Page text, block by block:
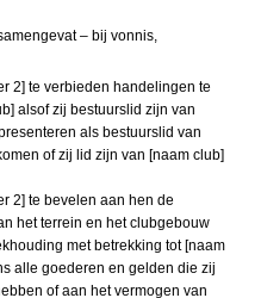
– bij vonnis,
2] te verbieden handelingen te
alsof zij bestuurslid zijn van
als bestuurslid van
of zij lid zijn van [naam club]
2] te bevelen aan hen de
het terrein en het clubgebouw
met betrekking tot [naam
alle goederen en gelden die zij
of aan het vermogen van